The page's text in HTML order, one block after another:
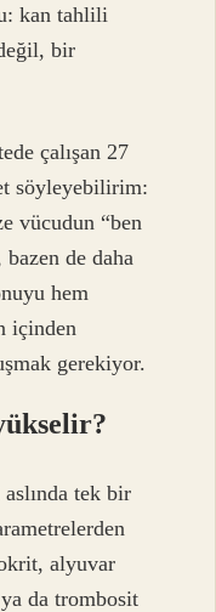
kan tahlili
bir
çalışan 27
söyleyebilirim:
vücudun “ben
de daha
hem
içinden
gerekiyor.
tek bir
alyuvar
da trombosit